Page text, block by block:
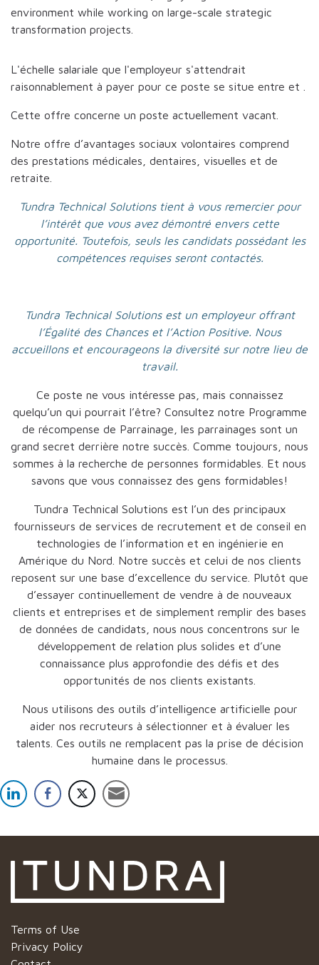
environment while working on large-scale strategic
transformation projects.
L'échelle salariale que l'employeur s'attendrait
raisonnablement à payer pour ce poste se situe entre et
Cette offre concerne un poste actuellement vacant.
Notre offre d’avantages sociaux volontaires comprend
des prestations médicales, dentaires, visuelles et de
retraite.
Tundra Technical Solutions tient à vous remercier pour
l’intérêt que vous avez démontré envers cette
opportunité. Toutefois, seuls les candidats possédant les
compétences requises seront contactés.
Tundra Technical Solutions est un employeur offrant
l’Égalité des Chances et l’Action Positive. Nous
accueillons et encourageons la diversité sur notre lieu de
travail.
Ce poste ne vous intéresse pas, mais connaissez
quelqu’un qui pourrait l’être? Consultez notre Programme
de récompense de Parrainage, les parrainages sont un
grand secret derrière notre succès. Comme toujours, nous
sommes à la recherche de personnes formidables. Et nous
savons que vous connaissez des gens formidables!
Tundra Technical Solutions est l’un des principaux
fournisseurs de services de recrutement et de conseil en
technologies de l’information et en ingénierie en
Amérique du Nord. Notre succès et celui de nos clients
reposent sur une base d’excellence du service. Plutôt que
d’essayer continuellement de vendre à de nouveaux
clients et entreprises et de simplement remplir des bases
de données de candidats, nous nous concentrons sur le
développement de relation plus solides et d’une
connaissance plus approfondie des défis et des
opportunités de nos clients existants.
Nous utilisons des outils d’intelligence artificielle pour
aider nos recruteurs à sélectionner et à évaluer les
talents. Ces outils ne remplacent pas la prise de décision
humaine dans le processus.
Terms of Use
Privacy Policy